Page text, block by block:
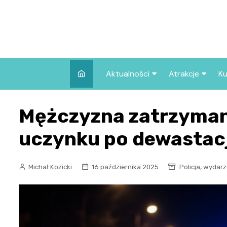
Aktualności
Wszystkie wpisy
Atrakcje
we Wrocławiu
Co warto
Wrocławiu?
Mężczyzna
uczynku po
Michał Kozicki 16 października 2025 Policja,